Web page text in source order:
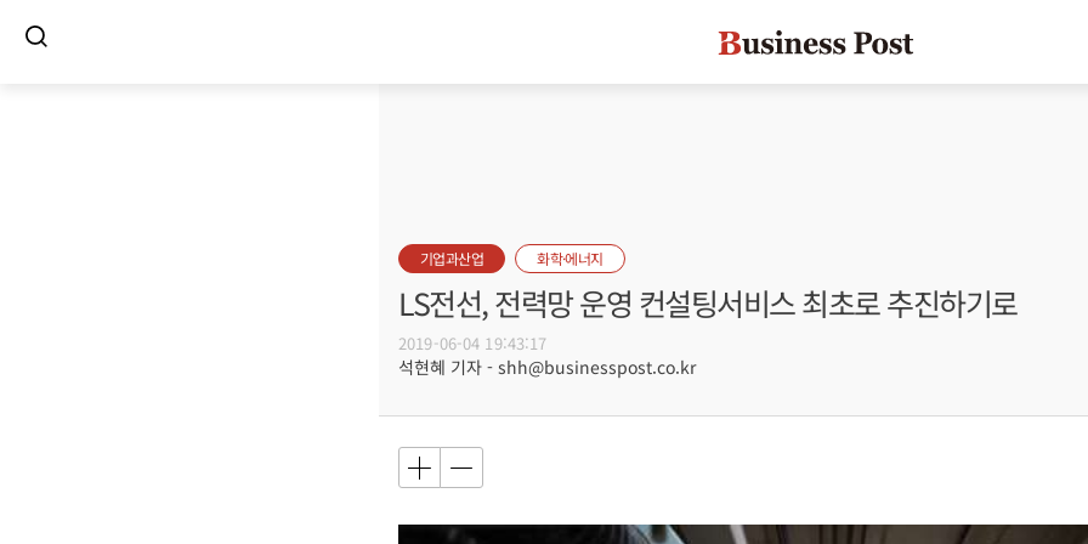
기업과산업 화학·에너지
LS전선, 전력망 운영 컨설팅서비스 최초로 추진하기로
2019-06-04 19:43:17
석현혜 기자 - shh@businesspost.co.kr